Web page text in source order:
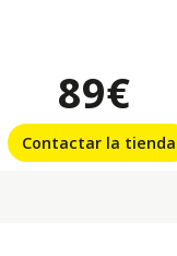
89€
Contactar la tienda